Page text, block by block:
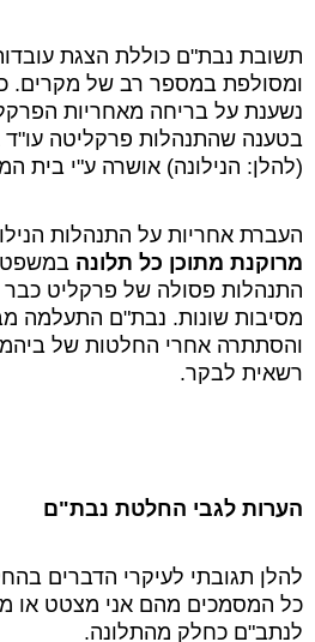
תשובת נבת"ם כוללת הצגת
ומסולפת במספר רב של מקרים.
נשענת על בריחה מאחריות
בטענה שהתנהלות פרקליטה עו"ד
(להלן: הנילונה) אושרה ע"י בית
העברת אחריות על התנהלות
מרוקנת מתוכן כל תלונה
התנהלות פסולה של פרקליט
מסיבות שונות. נבת"ם התעלמה
והסתתרה אחרי החלטות של
רשאית לבקר.
הערות לגבי החלטת נבת"ם
להלן תגובתי לעיקרי הדברים
כל המסמכים מהם אני מצטט או
לנתב"ם כחלק מהתלונה.